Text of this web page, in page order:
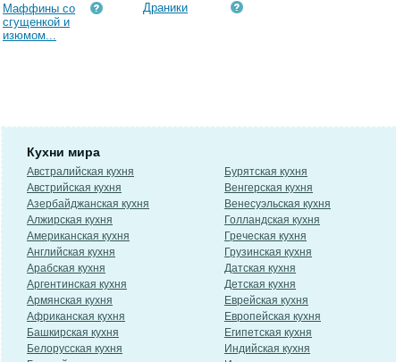
Маффины со
сгущенкой и
изюмом...
Драники
Кухни мира
Австралийская кухня
Австрийская кухня
Азербайджанская кухня
Алжирская кухня
Американская кухня
Английская кухня
Арабская кухня
Аргентинская кухня
Армянская кухня
Африканская кухня
Башкирская кухня
Белорусская кухня
Бурятская кухня
Венгерская кухня
Венесуэльская кухня
Голландская кухня
Греческая кухня
Грузинская кухня
Датская кухня
Детская кухня
Еврейская кухня
Европейская кухня
Египетская кухня
Индийская кухня